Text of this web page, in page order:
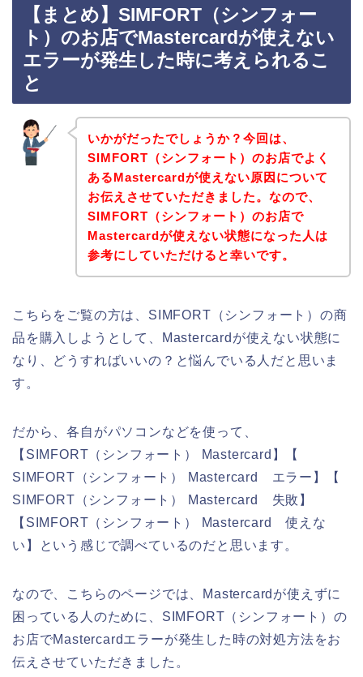
【まとめ】SIMFORT（シンフォー
ト）のお店でMastercardが使えない
エラーが発生した時に考えられるこ
と
いかがだったでしょうか？今回は、
SIMFORT（シンフォート）のお店でよく
あるMastercardが使えない原因について
お伝えさせていただきました。なので、
SIMFORT（シンフォート）のお店で
Mastercardが使えない状態になった人は
参考にしていただけると幸いです。
こちらをご覧の方は、SIMFORT（シンフォート）の商
品を購入しようとして、Mastercardが使えない状態に
なり、どうすればいいの？と悩んでいる人だと思いま
す。
だから、各自がパソコンなどを使って、
【SIMFORT（シンフォート） Mastercard】【
SIMFORT（シンフォート） Mastercard エラー】【
SIMFORT（シンフォート） Mastercard 失敗】
【SIMFORT（シンフォート） Mastercard 使えな
い】という感じで調べているのだと思います。
なので、こちらのページでは、Mastercardが使えずに
困っている人のために、SIMFORT（シンフォート）の
お店でMastercardエラーが発生した時の対処方法をお
伝えさせていただきました。